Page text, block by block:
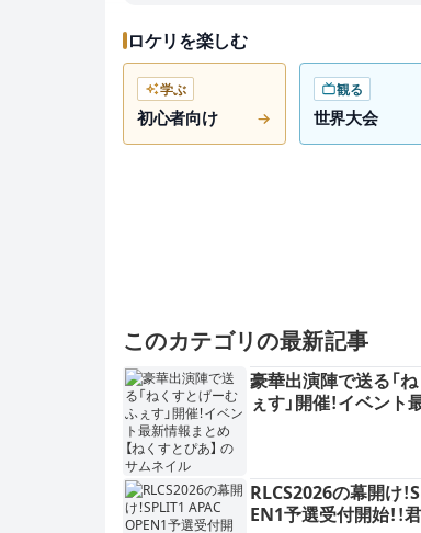
ロケリを楽しむ
学ぶ
初心者向け
観る
世界大会
このカテゴリの最新記事
豪華出演陣で送る「
ぇす」開催！イベン
RLCS2026の幕開け！
EN1予選受付開始！！